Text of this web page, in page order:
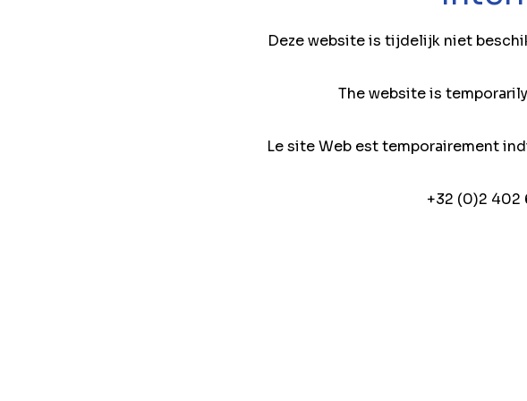
Deze website is tijdelijk niet
The website is
Le site Web est temporairement
+32 (0)2 402